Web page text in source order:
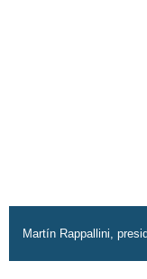
Martín Rappallini,